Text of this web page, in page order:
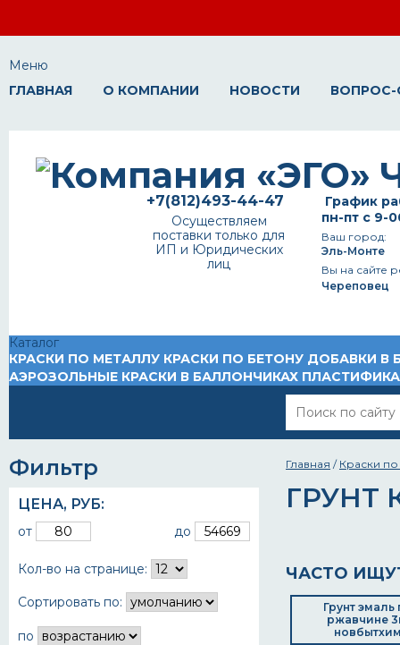
Меню
ГЛАВНАЯ
О КОМПАНИИ НОВОСТИ ВОПРОС-
График
пн-пт с 9-
Ваш город:
Эль-Монте
Вы на сайте
Череповец
+7(812)493-44-47
Осуществляем
поставки только для
ИП и Юридических
лиц
Каталог
КРАСКИ ПО МЕТАЛЛУ КРАСКИ ПО БЕТОНУ ДОБАВКИ В
АЭРОЗОЛЬНЫЕ КРАСКИ В БАЛЛОНЧИКАХ
Фильтр
ЦЕНА, РУБ:
от до
Кол-во на странице:
Сортировать по:
по
Главная / Краски
ГРУНТ
ЧАСТО
Грунт эмаль
ржавчине